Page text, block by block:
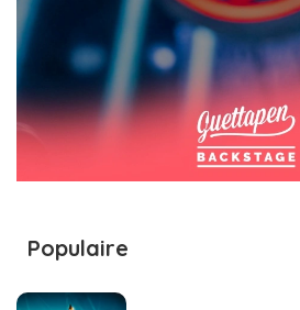
Populaire